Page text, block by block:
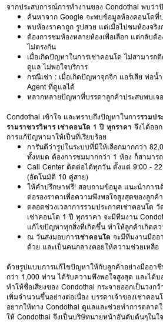
จากประสบการณ์การทำงานของ Condothai พบว่
ค้นหาจาก Google จะพบข้อมูลห้องคอนโดที่
พบห้องราคาถูก รูปสวย แต่เมื่อไปชมห้องจริ
ต้องการชมห้องหลายห้องเพื่อเลือก แต่กลับต้
ไม่ตรงกัน
เมื่อเกิดปัญหาในการเช่าคอนโด ไม่สามาร
ดูแล ไม่พอใจบริการ
กรณีเช่า : เมื่อเกิดปัญหาจุกจิก แอร์เสีย ท่อ
Agent ที่ดูแลได้
หลากหลายปัญหาที่บรรดาลูกค้าประสบพบเจอ
Condothai เข้าใจ และทราบถึงปัญหาในการรวมปร
รามราชวรวิหาร เช่าคอนโด 1 ปี ทุกราคา จึงได้ออ
การแก้ปัญหามาให้เป็นที่เรียบร้อย
การันตีว่ารูปในระบบที่มีให้เลือกมากกว่า
ทั้งหมด ต้องการชมมากกว่า 1 ห้อง ก็สามาร
Call Center ติดต่อได้ทุกวัน ตั้งแต่ 9:00 -
(อัตโนมัติ 10 คู่สาย)
ให้คำปรึกษาฟรี! สอบถามข้อมูล แนะนำการ
ต่อรองราคาเพื่อความพึงพอใจสูงสุดของลูกค้า
ตลอดช่วงเวลาการรวมประกาศเช่าคอนโด
เช่าคอนโด 1 ปี ทุกราคา จะมีทีมงาน
แก้ไขปัญหาทุกสิ่งที่เกิดขึ้น ทำให้ลูกค้าเกิดค
ณ วันส่งมอบการเช่าคอนโด จะมีทีมงานมืออ
ด้วย และเป็นคนกลางคอยให้ความช่วยเหลือ
ด้วยรูปแบบการแก้ไขปัญหาให้กับลูกค้าอย่างมืออา
กว่า 1,000 ท่าน ได้รับความพึงพอใจสูงสุด และได้
ทำให้ชื่อเสียงของ Condothai กระจายออกเป็นวงก
เพิ่มจำนวนขึ้นอย่างต่อเนื่อง บรรดาเจ้าของเช่าคอ
อยากให้ทาง Condothai ดูแลและช่วยทำการตลาด
ให้ Condothai จึงเป็นบริษัทนายหน้าอันดับต้นๆในใ